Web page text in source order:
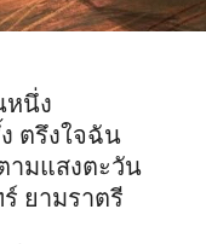
หนึ่ง
ตรึงใจฉัน
ามแสงตะวัน
ยามราตรี